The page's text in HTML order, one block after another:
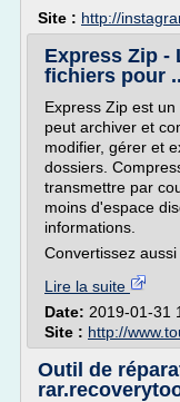
Site : http://
Express Zip -
fichiers pour
Express Zip est
peut archiver et
modifier, gérer et
dossiers.
transmettre par
moins d'espace
informations.
Convertissez aussi
Lire la suite
Date: 2019-01-31
Site : http://
Outil de